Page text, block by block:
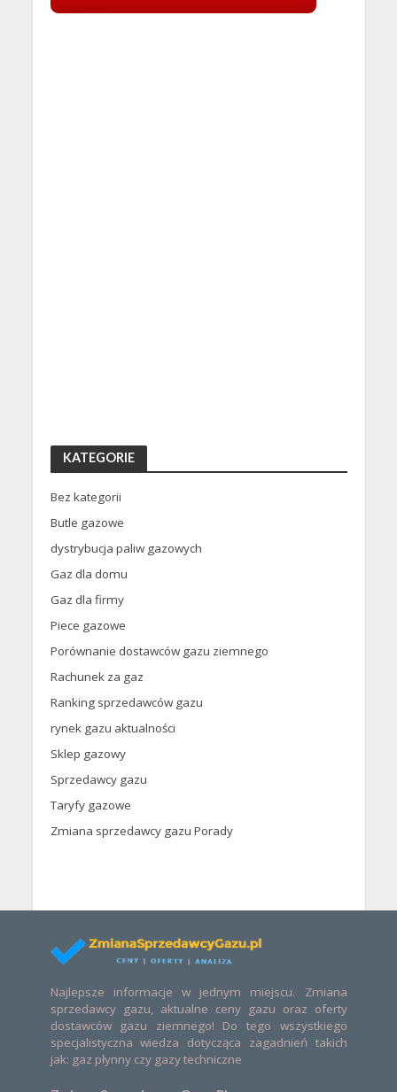
KATEGORIE
Bez kategorii
Butle gazowe
dystrybucja paliw gazowych
Gaz dla domu
Gaz dla firmy
Piece gazowe
Porównanie dostawców gazu ziemnego
Rachunek za gaz
Ranking sprzedawców gazu
rynek gazu aktualności
Sklep gazowy
Sprzedawcy gazu
Taryfy gazowe
Zmiana sprzedawcy gazu Porady
Najlepsze informacje w jednym miejscu. Zmiana
sprzedawcy gazu, aktualne ceny gazu oraz oferty
dostawców gazu ziemnego! Do tego wszystkiego
specjalistyczna wiedza dotycząca zagadnień takich
jak: gaz płynny czy gazy techniczne